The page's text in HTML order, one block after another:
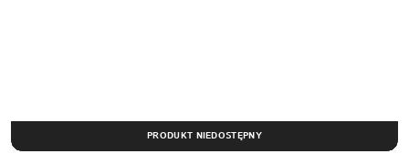
PRODUKT NIEDOSTĘPNY